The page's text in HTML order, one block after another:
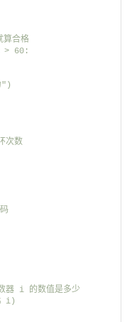
合格
> 60:
次数
器 i 的数值是多少
i)